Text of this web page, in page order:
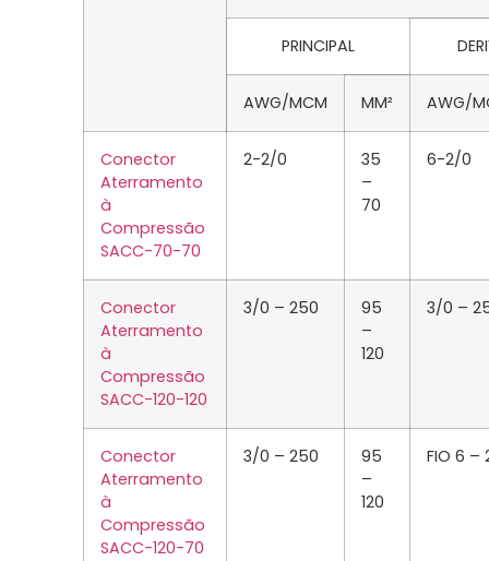
PRINCIPAL
AWG/MCM MM² AWG/
Conector
Aterramento
à
Compressão
SACC-70-70
2-2/0
35
–
70
6-2/0
Conector
Aterramento
à
Compressão
SACC-120-120
3/0 – 250
95
–
120
3/0 –
Conector
Aterramento
à
Compressão
SACC-120-70
3/0 – 250
95
–
120
FIO 6 –